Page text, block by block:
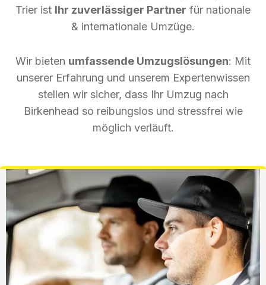
Trier ist Ihr zuverlässiger Partner für nationale
& internationale Umzüge.
Wir bieten umfassende Umzugslösungen: Mit
unserer Erfahrung und unserem Expertenwissen
stellen wir sicher, dass Ihr Umzug nach
Birkenhead so reibungslos und stressfrei wie
möglich verläuft.